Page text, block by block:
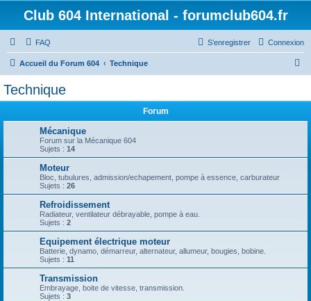
Club 604 International - forumclub604.fr
FAQ Connexion
S’enregistrer
Accueil du Forum 604 Technique
e
Technique
Forum
Mécanique
Forum sur la Mécanique 604
Sujets : 14
Moteur
Bloc, tubulures, admission/echapement, pompe à essence, carburateur
Sujets : 26
Refroidissement
Radiateur, ventilateur débrayable, pompe à eau.
Sujets : 2
Equipement électrique moteur
Batterie, dynamo, démarreur, alternateur, allumeur, bougies, bobine.
Sujets : 11
Transmission
Embrayage, boite de vitesse, transmission.
Sujets : 3